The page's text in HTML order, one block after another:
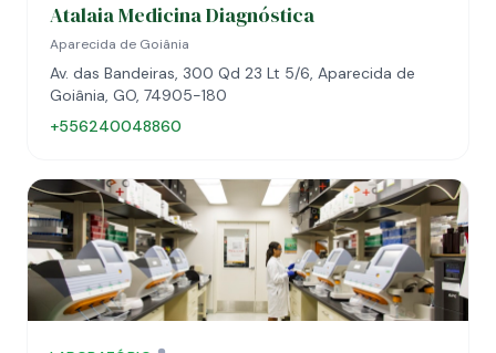
Atalaia Medicina Diagnóstica
Aparecida de Goiânia
Av. das Bandeiras, 300 Qd 23 Lt 5/6, Aparecida de
Goiânia, GO, 74905-180
+556240048860